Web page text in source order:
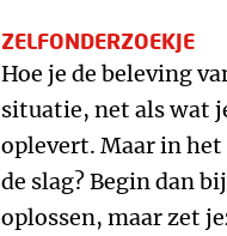
ZELFONDERZOEKJE
Hoe je de beleving
situatie, net als wat
oplevert. Maar in
de slag? Begin dan
oplossen, maar zet